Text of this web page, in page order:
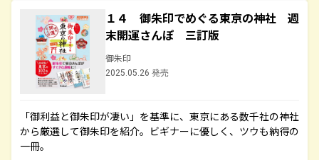
１４ 御朱印でめぐる東京の神社 週
末開運さんぽ 三訂版
御朱印
2025.05.26 発売
「御利益と御朱印が凄い」を基準に、東京にある数千社の神社
から厳選して御朱印を紹介。ビギナーに優しく、ツウも納得の
一冊。